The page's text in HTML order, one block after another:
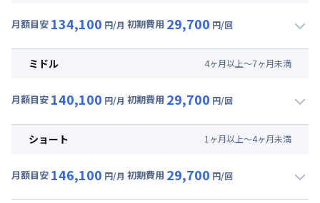
月額目安 134,100 円/月 初期費用 29,700 円/回
月額賃料目安(30日利用)
光熱費他 : 21,000円/月 (700円/日) (税抜)
ミドル 4ヶ月以上～7ヶ月未満
月額目安 140,100 円/月 初期費用 29,700 円/回
月額賃料目安(30日利用)
光熱費他 : 21,000円/月 (700円/日) (税抜)
ショート 1 ヶ月以上～4ヶ月未満
月額目安 146,100 円/月 初期費用 29,700 円/回